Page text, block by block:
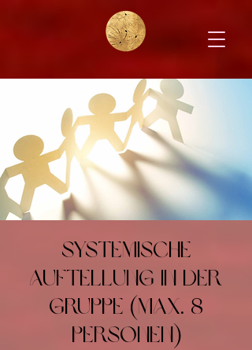
Systemische
Auftellung in der
Gruppe (max. 8
Personen)